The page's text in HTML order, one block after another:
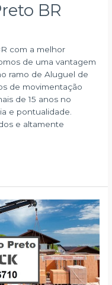
BR
com a melhor
de uma vantagem
ramo de Aluguel de
de movimentação
de 15 anos no
e pontualidade.
e altamente